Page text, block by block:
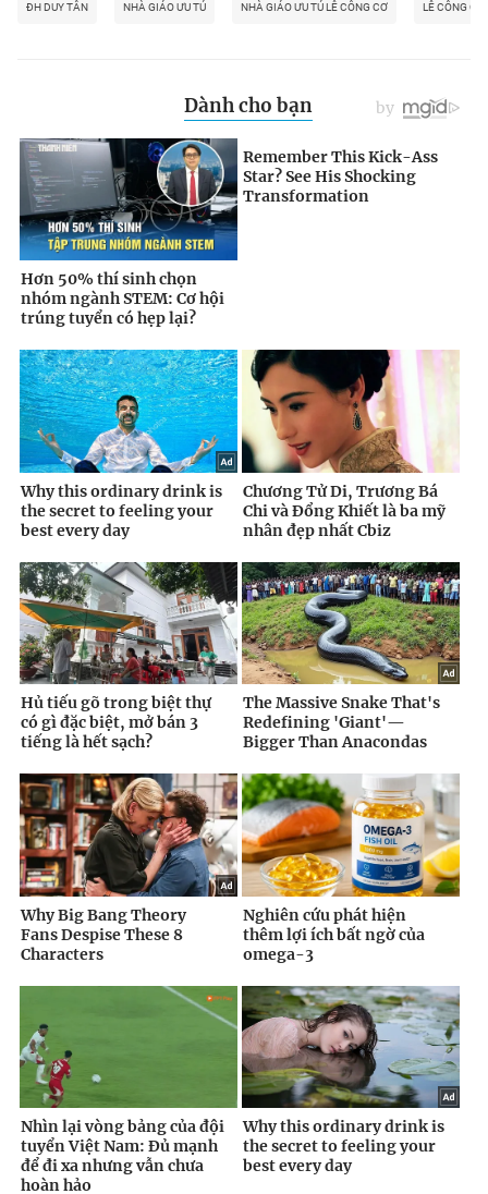
ĐH DUY TÂN NHÀ GIÁO ƯU TÚ NHÀ GIÁO ƯU TÚ LÊ CÔNG CƠ LÊ CÔNG CƠ